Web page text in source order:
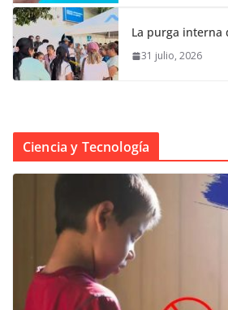
La purga interna
31 julio, 2026
Ciencia y Tecnología